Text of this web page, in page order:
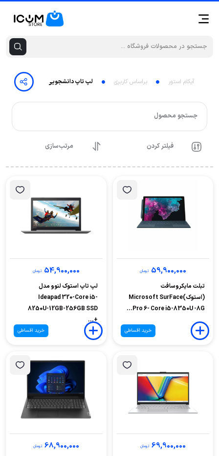
آیکام استور براساس کاربری لپ تاپ دانشجویی
جستجو محصول
فیلتر کردن مرتب‌سازی
59,900,000 تومان
تبلت مایکروسافت
(استوک)Microsoft SurFace
Pro 6- Core i5-8350U -8G...
خرید اقساطی
54,900,000 تومان
لپ تاپ استوک لنوو مدل
Ideapad 320-Core i5-
8250U-12GB-256GB SSD
+...
خرید اقساطی
69,900,000 تومان 68,900,000 تومان